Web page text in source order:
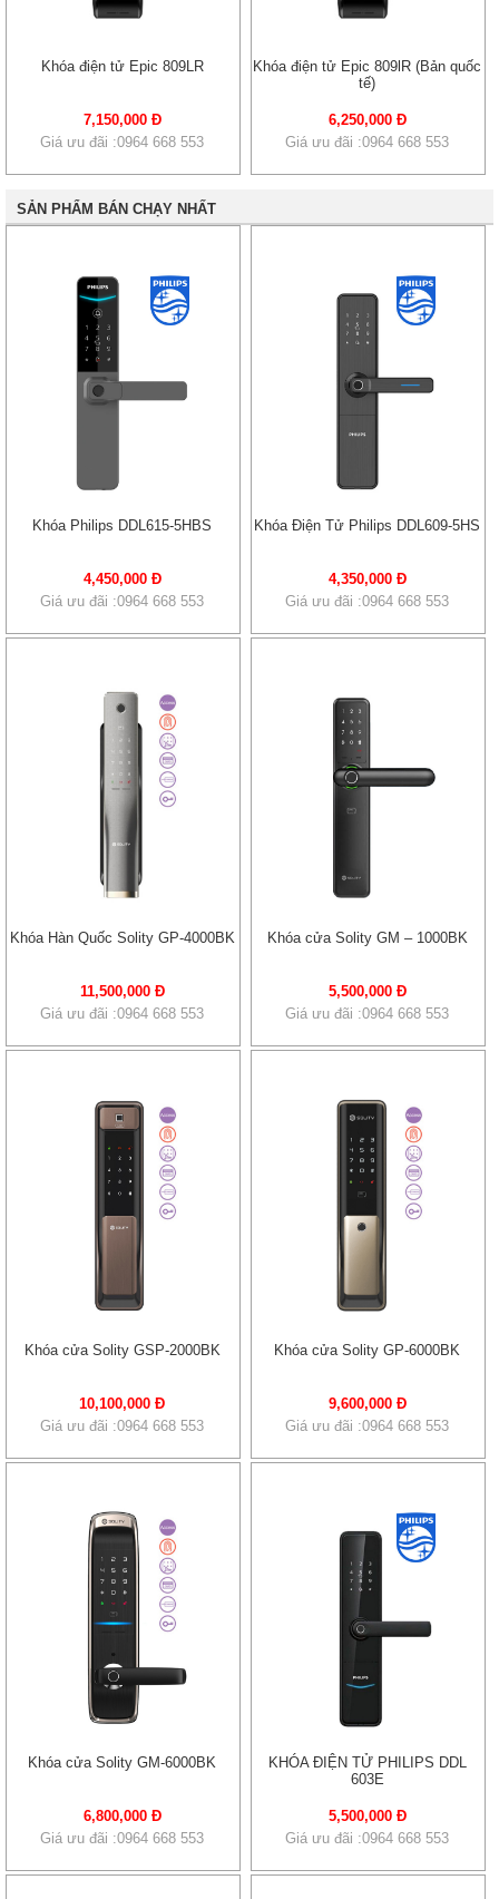
Khóa điện tử Epic 809LR
7,150,000 Đ
Giá ưu đãi :0964 668 553
Khóa điện tử Epic 809lR (Bản quốc
tế)
6,250,000 Đ
Giá ưu đãi :0964 668 553
SẢN PHẨM BÁN CHẠY NHẤT
Khóa Philips DDL615-5HBS
4,450,000 Đ
Giá ưu đãi :0964 668 553
Khóa Điện Tử Philips DDL609-5HS
4,350,000 Đ
Giá ưu đãi :0964 668 553
Khóa Hàn Quốc Solity GP-4000BK
11,500,000 Đ
Giá ưu đãi :0964 668 553
Khóa cửa Solity GM – 1000BK
5,500,000 Đ
Giá ưu đãi :0964 668 553
Khóa cửa Solity GSP-2000BK
10,100,000 Đ
Giá ưu đãi :0964 668 553
Khóa cửa Solity GP-6000BK
9,600,000 Đ
Giá ưu đãi :0964 668 553
Khóa cửa Solity GM-6000BK
6,800,000 Đ
Giá ưu đãi :0964 668 553
KHÓA ĐIỆN TỬ PHILIPS DDL
603E
5,500,000 Đ
Giá ưu đãi :0964 668 553